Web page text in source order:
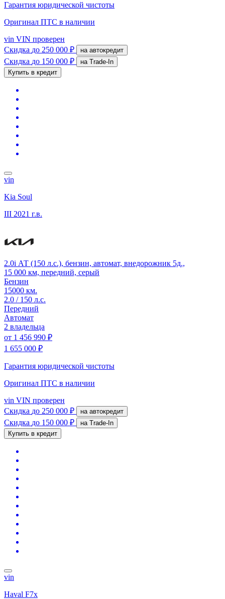
Гарантия юридической чистоты
Оригинал ПТС в наличии
vin VIN проверен
Скидка до 250 000 ₽ на автокредит
Скидка до 150 000 ₽
на Trade-In
Купить в кредит
vin
Kia Soul
III 2021 г.в.
2.0i АТ (150 л.с.), бензин, автомат, внедорожник 5д.,
15 000 км, передний, серый
Бензин
15000 км.
2.0 / 150 л.с.
Передний
Автомат
2 владельца
от 1 456 990 ₽
1 655 000 ₽
Гарантия юридической чистоты
Оригинал ПТС в наличии
vin VIN проверен
Скидка до 250 000 ₽ на автокредит
Скидка до 150 000 ₽
на Trade-In
Купить в кредит
vin
Haval F7x